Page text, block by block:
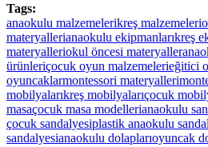
Tags:
anaokulu malzemelerikreş malzemeleri
materyallerianaokulu ekipmanlarıkreş
materyalleriokul öncesi materyaller
ürünleriçocuk oyun malzemelerieğitici
oyuncaklarmontessori materyalleri
mobilyalarıkreş mobilyalarıçocuk
masaçocuk masa modellerianaokulu
çocuk sandalyesiplastik anaokulu
sandalyesianaokulu dolaplarıoyuncak